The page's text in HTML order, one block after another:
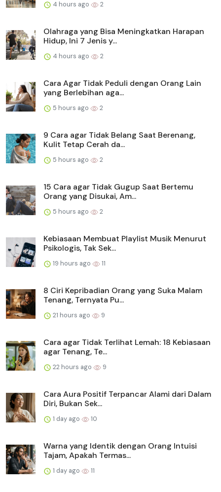
4 hours ago 2
Olahraga yang Bisa Meningkatkan Harapan
Hidup, Ini 7 Jenis y...
4 hours ago 2
Cara Agar Tidak Peduli dengan Orang Lain
yang Berlebihan aga...
5 hours ago 2
9 Cara agar Tidak Belang Saat Berenang,
Kulit Tetap Cerah da...
5 hours ago 2
15 Cara agar Tidak Gugup Saat Bertemu
Orang yang Disukai, Am...
5 hours ago 2
Kebiasaan Membuat Playlist Musik Menurut
Psikologis, Tak Sek...
19 hours ago 11
8 Ciri Kepribadian Orang yang Suka Malam
Tenang, Ternyata Pu...
21 hours ago 9
Cara agar Tidak Terlihat Lemah: 18 Kebiasaan
agar Tenang, Te...
22 hours ago 9
Cara Aura Positif Terpancar Alami dari Dalam
Diri, Bukan Sek...
1 day ago 10
Warna yang Identik dengan Orang Intuisi
Tajam, Apakah Termas...
1 day ago 11